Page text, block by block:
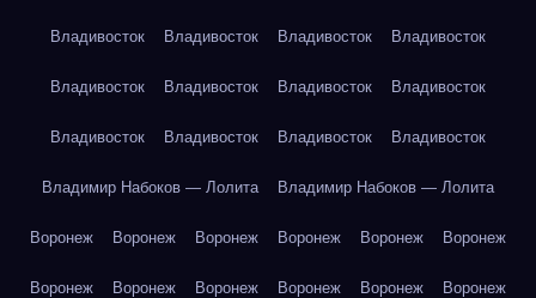
Владивосток Владивосток Владивосток Владивосток
Владивосток Владивосток Владивосток Владивосток
Владивосток Владивосток Владивосток Владивосток
Владимир Набоков — Лолита Владимир Набоков — Лолита
Воронеж Воронеж Воронеж Воронеж Воронеж Воронеж
Воронеж Воронеж Воронеж Воронеж Воронеж Воронеж